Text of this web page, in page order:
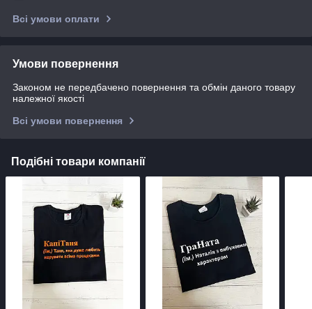
Всі умови оплати
Умови повернення
Законом не передбачено повернення та обмін даного товару
належної якості
Всі умови повернення
Подібні товари компанії